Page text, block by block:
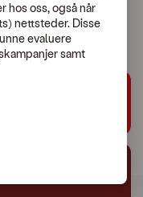
hos oss, også når
nettsteder. Disse
evaluere
samt